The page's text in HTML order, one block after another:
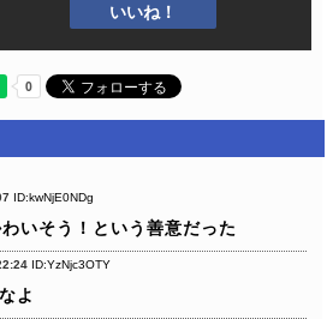
いいね！
ID:kwNjE0NDg
いそう！という善意だった
ID:YzNjc3OTY
よ